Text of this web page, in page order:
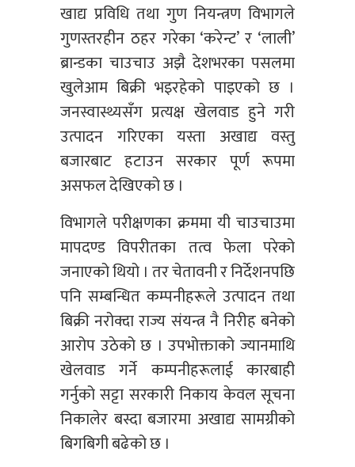
खाद्य प्रविधि तथा गुण नियन्त्रण विभागले
गुणस्तरहीन ठहर गरेका ‘करेन्ट’ र ‘लाली’
ब्रान्डका चाउचाउ अझै देशभरका पसलमा
खुलेआम बिक्री भइरहेको पाइएको छ ।
जनस्वास्थ्यसँग प्रत्यक्ष खेलवाड हुने गरी
उत्पादन गरिएका यस्ता अखाद्य वस्तु
बजारबाट हटाउन सरकार पूर्ण रूपमा
असफल देखिएको छ ।
विभागले परीक्षणका क्रममा यी चाउचाउमा
मापदण्ड विपरीतका तत्व फेला परेको
जनाएको थियो । तर चेतावनी र निर्देशनपछि
पनि सम्बन्धित कम्पनीहरूले उत्पादन तथा
बिक्री नरोक्दा राज्य संयन्त्र नै निरीह बनेको
आरोप उठेको छ । उपभोक्ताको ज्यानमाथि
खेलवाड गर्ने कम्पनीहरूलाई कारबाही
गर्नुको सट्टा सरकारी निकाय केवल सूचना
निकालेर बस्दा बजारमा अखाद्य सामग्रीको
बिगबिगी बढेको छ ।